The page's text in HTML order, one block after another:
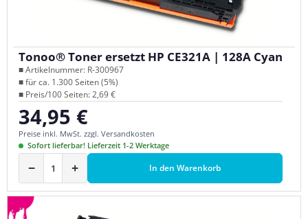
Tonoo® Toner ersetzt HP CE321A | 128A Cyan
■ Artikelnummer: R-300967
■ für ca. 1.300 Seiten (5%)
■ Preis/100 Seiten: 2,69 €
Regulärer Preis:
34,95 €
Preise inkl. MwSt. zzgl. Versandkosten
Sofort lieferbar! Lieferzeit 1-2 Werktage
− + In den Warenkorb